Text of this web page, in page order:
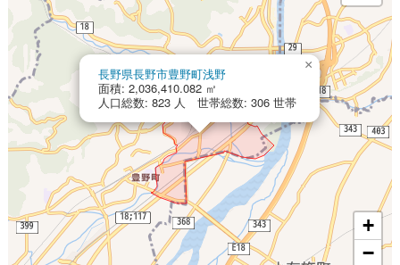
長野県長野市豊野町浅野
面積: 2,036,410.082 ㎡
人口総数: 823 人 世帯総数: 306 世帯
×
+
−